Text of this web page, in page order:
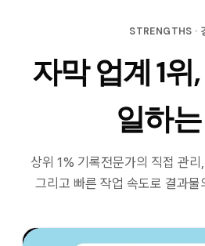
STRENGTHS ·
자막 업계 1
일하
상위 1% 기록전문가의 직접 관
그리고 빠른 작업 속도로 결과